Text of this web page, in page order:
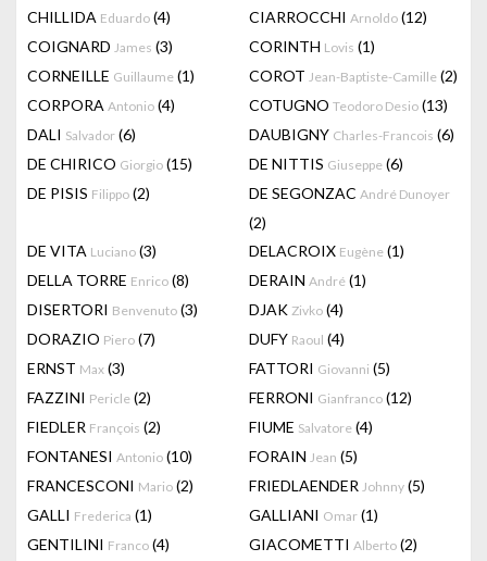
CHILLIDA Eduardo (4) CIARROCCHI Arnoldo (12)
COIGNARD James (3) CORINTH Lovis (1)
CORNEILLE Guillaume (1) COROT Jean-Baptiste-Camille (2)
CORPORA Antonio (4) COTUGNO Teodoro Desio (13)
DALI Salvador (6) DAUBIGNY Charles-Francois (6)
DE CHIRICO Giorgio (15) DE NITTIS Giuseppe (6)
DE PISIS Filippo (2) DE SEGONZAC André Dunoyer
(2)
DE VITA Luciano (3) DELACROIX Eugène (1)
DELLA TORRE Enrico (8) DERAIN André (1)
DISERTORI Benvenuto (3) DJAK Zivko (4)
DORAZIO Piero (7) DUFY Raoul (4)
ERNST Max (3) FATTORI Giovanni (5)
FAZZINI Pericle (2) FERRONI Gianfranco (12)
FIEDLER François (2) FIUME Salvatore (4)
FONTANESI Antonio (10) FORAIN Jean (5)
FRANCESCONI Mario (2) FRIEDLAENDER Johnny (5)
GALLI Frederica (1) GALLIANI Omar (1)
GENTILINI Franco (4) GIACOMETTI Alberto (2)